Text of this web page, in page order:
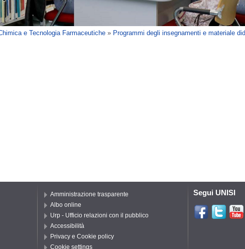
e Tecnologia Farmaceutiche » Programmi degli insegnamenti e materiale
Amministrazione trasparente
Albo online
Urp - Ufficio relazioni con il pubblico
Accessibilità
Privacy e Cookie policy
Cookie settings
Segui UNISI